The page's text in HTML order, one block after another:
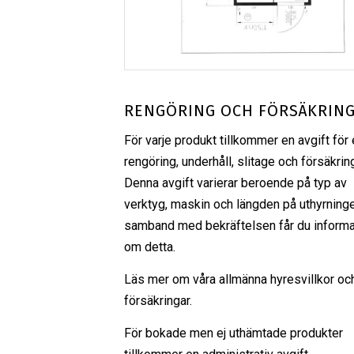
RENGÖRING OCH FÖRSÄKRING
För varje produkt tillkommer en avgift för
rengöring, underhåll, slitage och
Denna avgift varierar beroende på typ av
verktyg, maskin och längden på
samband med bekräftelsen får du
om detta.
Läs mer om våra allmänna hyresvillkor
försäkringar.
För bokade men ej uthämtade produkter